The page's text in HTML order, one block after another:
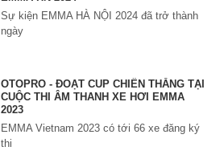
Sự kiện EMMA HÀ NỘI 2024 đã trở thành
ngày
OTOPRO - ĐOẠT CUP CHIẾN THẮNG TẠI
CUỘC THI ÂM THANH XE HƠI EMMA
2023
EMMA Vietnam 2023 có tới 66 xe đăng ký
thi